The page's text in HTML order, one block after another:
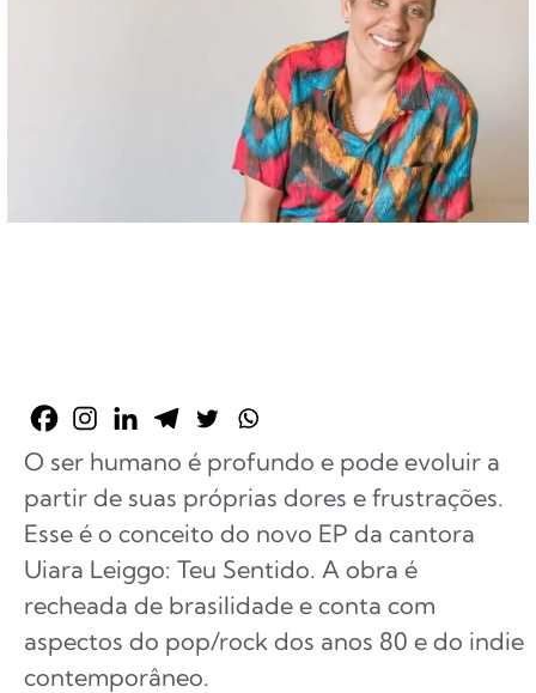
O ser humano é profundo e pode evoluir a
partir de suas próprias dores e frustrações.
Esse é o conceito do novo EP da cantora
Uiara Leiggo: Teu Sentido. A obra é
recheada de brasilidade e conta com
aspectos do pop/rock dos anos 80 e do indie
contemporâneo.